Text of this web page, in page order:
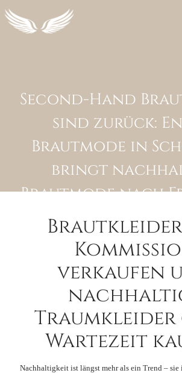
Second-Hand
sind zurück:
Brautmode in
bringt
Brautmode nach
und
5. Juli 2026
verkaufen
Traumkleider
Wartezeit
Nachhaltigkeit ist längst mehr als ein Trend –